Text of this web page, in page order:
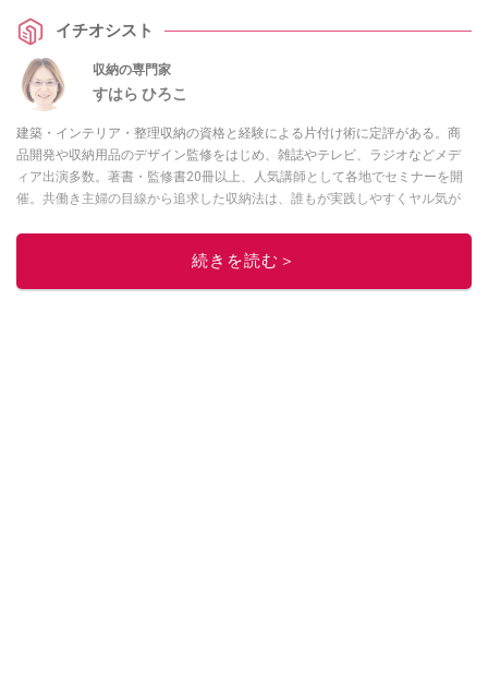
イチオシスト
収納の専門家
すはら ひろこ
建築・インテリア・整理収納の資格と経験による片付け術に定評がある。商
品開発や収納用品のデザイン監修をはじめ、雑誌やテレビ、ラジオなどメデ
ィア出演多数。著書・監修書20冊以上、人気講師として各地でセミナーを開
催。共働き主婦の目線から追求した収納法は、誰もが実践しやすくヤル気が
このイチオシストの他の記事を読む
続きを読む＞